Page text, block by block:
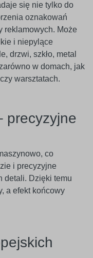
się nie tylko do
oznakowań
reklamowych. Może
i niepylące
drzwi, szkło, metal
w domach, jak
warsztatach.
precyzyjne
co
i precyzyjne
detali. Dzięki temu
a efekt końcowy